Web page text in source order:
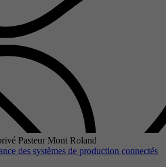
Pasteur Mont Roland
des systèmes de production connectés